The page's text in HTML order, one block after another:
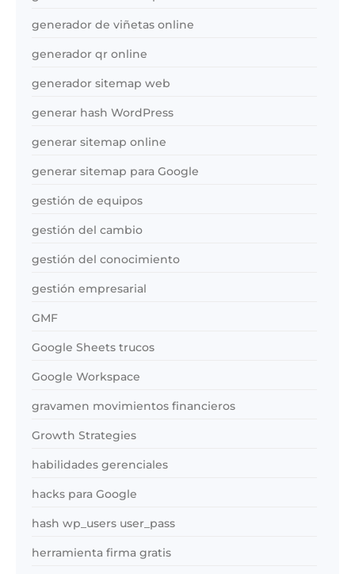
generador de viñetas online
generador qr online
generador sitemap web
generar hash WordPress
generar sitemap online
generar sitemap para Google
gestión de equipos
gestión del cambio
gestión del conocimiento
gestión empresarial
GMF
Google Sheets trucos
Google Workspace
gravamen movimientos financieros
Growth Strategies
habilidades gerenciales
hacks para Google
hash wp_users user_pass
herramienta firma gratis